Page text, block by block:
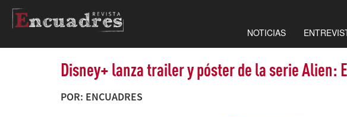
NOTICIAS
Disney+ lanza trailer y póster de la serie Alien:
POR: ENCUADRES